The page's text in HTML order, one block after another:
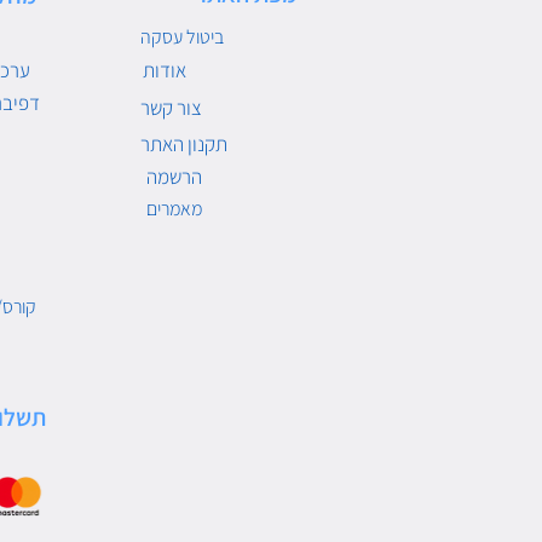
ביטול עסקה
אודות
צור קשר
תקנון האתר
הרשמה
מאמרים